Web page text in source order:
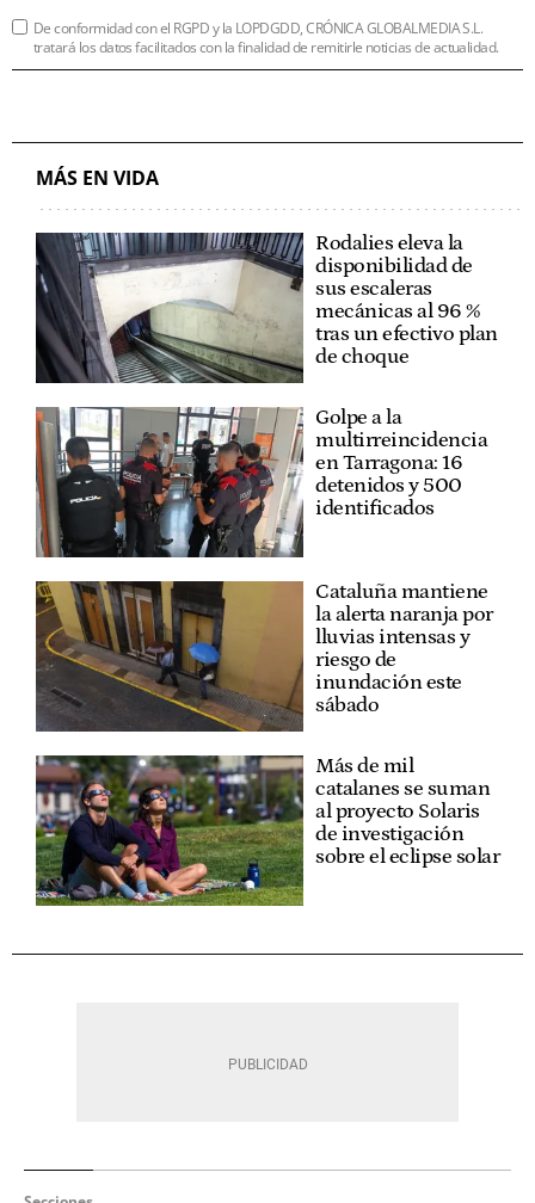
De conformidad con el RGPD y la LOPDGDD, CRÓNICA GLOBALMEDIA S.L.
tratará los datos facilitados con la finalidad de remitirle noticias de actualidad.
MÁS EN VIDA
Rodalies eleva la
disponibilidad de
sus escaleras
mecánicas al 96 %
tras un efectivo plan
de choque
Golpe a la
multirreincidencia
en Tarragona: 16
detenidos y 500
identificados
Cataluña mantiene
la alerta naranja por
lluvias intensas y
riesgo de
inundación este
sábado
Más de mil
catalanes se suman
al proyecto Solaris
de investigación
sobre el eclipse solar